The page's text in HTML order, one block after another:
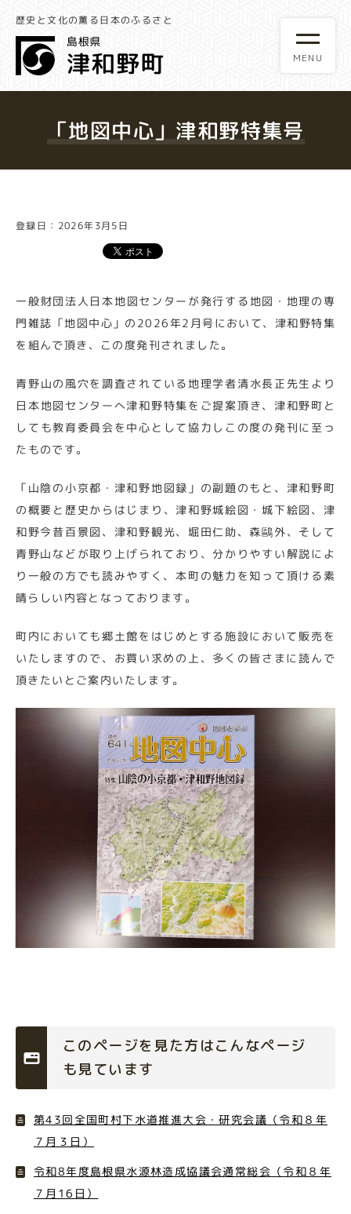
歴史と文化の薫る日本のふるさと
「地図中心」津和野特集号
登録日：2026年3月5日
一般財団法人日本地図センターが発行する地図・地理の専
門雑誌「地図中心」の2026年2月号において、津和野特集
を組んで頂き、この度発刊されました。
青野山の風穴を調査されている地理学者清水長正先生より
日本地図センターへ津和野特集をご提案頂き、津和野町と
しても教育委員会を中心として協力しこの度の発刊に至っ
たものです。
「山陰の小京都・津和野地図録」の副題のもと、津和野町
の概要と歴史からはじまり、津和野城絵図・城下絵図、津
和野今昔百景図、津和野観光、堀田仁助、森鷗外、そして
青野山などが取り上げられており、分かりやすい解説によ
り一般の方でも読みやすく、本町の魅力を知って頂ける素
晴らしい内容となっております。
町内においても郷土館をはじめとする施設において販売を
いたしますので、お買い求めの上、多くの皆さまに読んで
頂きたいとご案内いたします。
このページを見た方はこんなページ
も見ています
第43回全国町村下水道推進大会・研究会議（令和８年
７月３日）
令和8年度島根県水源林造成協議会通常総会（令和８年
７月16日）